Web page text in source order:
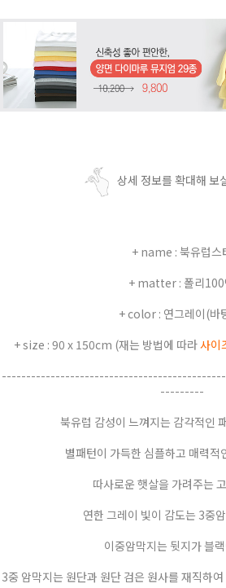
상세 정보를 확대해 보
+ name : 북유럽스
+ matter : 폴리
+ color : 연그레이(바
+ size : 90 x 150cm (재는 방법에 따라사이
---------
북유럽 감성이 느껴지는 감각적인
별패턴이 가득한 심플하고 매력적
따사로운 햇살을 가려주는
연한 그레이 빛이 감도는 3중
이중암막지는 뒷지가 블
3중 암막지는 원단과 원단 검은 원사를 재직하